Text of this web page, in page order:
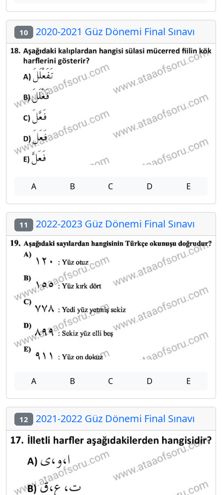
10 2020-2021 Güz Dönemi Final Sınavı
A B C D E
11 2022-2023 Güz Dönemi Final Sınavı
A B C D E
12 2021-2022 Güz Dönemi Final Sınavı